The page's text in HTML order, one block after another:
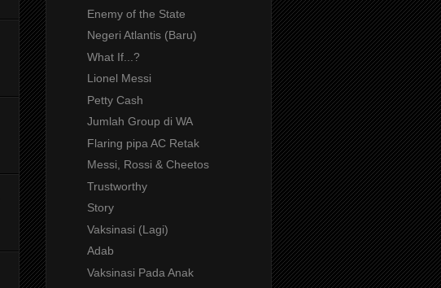
Enemy of the State
Negeri Atlantis (Baru)
What If...?
Lionel Messi
Petty Cash
Jumlah Group di WA
Flaring pipa AC Retak
Messi, Rossi & Cheetos
Trustworthy
Story
Vaksinasi (Lagi)
Adab
Vaksinasi Pada Anak